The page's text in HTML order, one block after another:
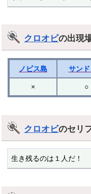
クロオビの出現
ノビス島 サン
× ○
クロオビのセリ
生き残るのは１人だ！